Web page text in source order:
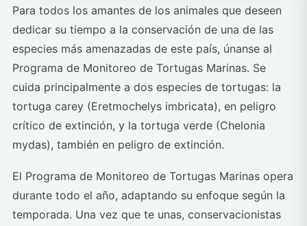
Para todos los amantes de los animales que deseen
dedicar su tiempo a la conservación de una de las
especies más amenazadas de este país, únanse al
Programa de Monitoreo de Tortugas Marinas. Se
cuida principalmente a dos especies de tortugas: la
tortuga carey (Eretmochelys imbricata), en peligro
crítico de extinción, y la tortuga verde (Chelonia
mydas), también en peligro de extinción.
El Programa de Monitoreo de Tortugas Marinas opera
durante todo el año, adaptando su enfoque según la
temporada. Una vez que te unas, conservacionistas